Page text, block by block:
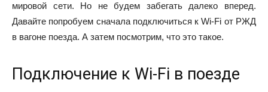
мировой сети. Но не будем забегать далеко вперед.
Давайте попробуем сначала подключиться к Wi-Fi от РЖД
в вагоне поезда. А затем посмотрим, что это такое.
Подключение к Wi-Fi в поезде